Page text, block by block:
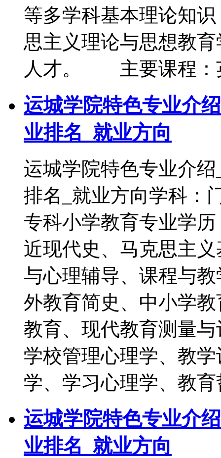
等多学科基本理论知
思主义理论与思想教
人才。 主要课程：
运城学院特色专业介
业排名_就业方向
运城学院特色专业介
排名_就业方向学科：
专科小学教育专业学
近现代史、马克思主
与心理辅导、课程与
外教育简史、中小学
教育、现代教育测量
学校管理心理学、教
学、学习心理学、教
运城学院特色专业介
业排名_就业方向